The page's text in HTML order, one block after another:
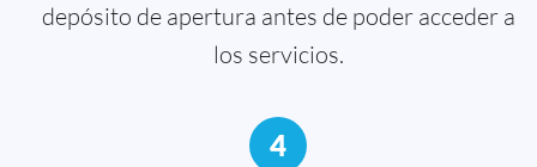
depósito de apertura antes de poder acceder a
los servicios.
4